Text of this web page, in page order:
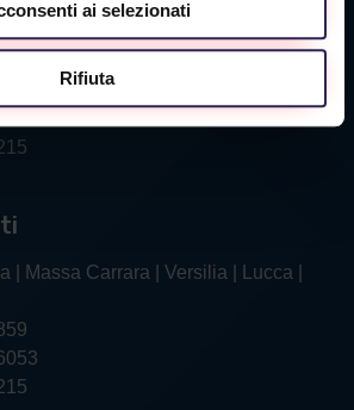
ai selezionati
Rifiuta
| Massa Carrara | Versilia | Lucca |